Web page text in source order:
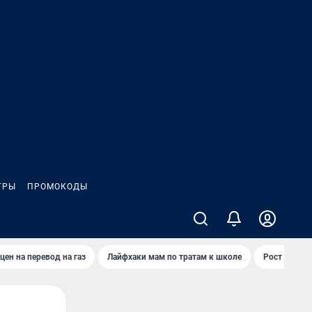
ПРОМОКОДЫ
на перевод на газ Лайфхаки мам по тратам к школе Рост цен на